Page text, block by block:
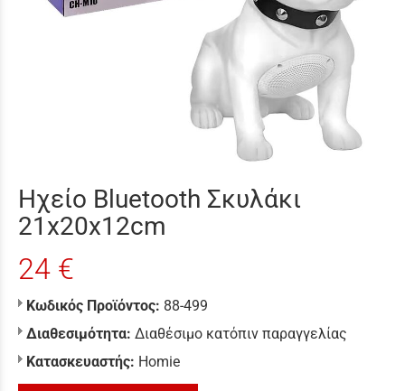
Ηχείο Bluetooth Σκυλάκι
21x20x12cm
24 €
Κωδικός Προϊόντος: 88-499
Διαθεσιμότητα: Διαθέσιμο κατόπιν παραγγελίας
Κατασκευαστής: Homie